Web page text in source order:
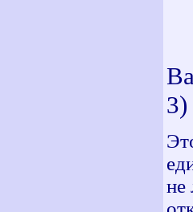
3)
не